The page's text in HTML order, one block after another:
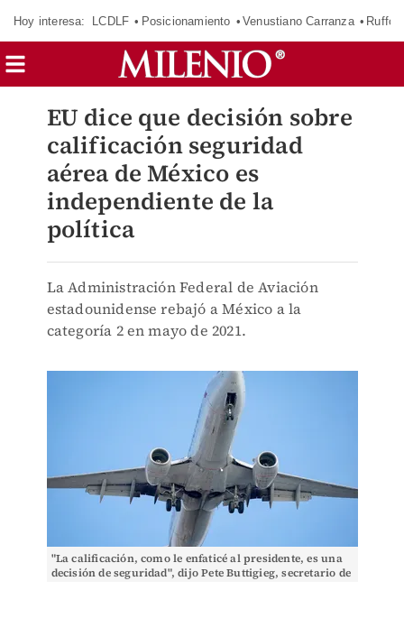
Hoy interesa: LCDLF Posicionamiento Venustiano Carranza Ruffo
EU dice que decisión sobre
calificación seguridad
aérea de México es
independiente de la
política
La Administración Federal de Aviación
estadounidense rebajó a México a la
categoría 2 en mayo de 2021.
"La calificación, como le enfaticé al presidente, es una
decisión de seguridad", dijo Pete Buttigieg, secretario de